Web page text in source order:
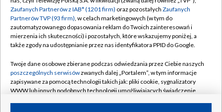
Emisja w TVP
Centrum informacji TVP
Naziemna Telewizja Cyfrowa
Rada Programowa
System NOS
Informacje o nadawcy
Polityka prywatności
Moje zgody
Pomoc
Kontakt
Kanały
Zaufanych Partnerów z IAB* (1201 firm) oraz pozostałych Zaufanych
Partnerów TVP (93 firm), w celach marketingowych (w tym do
zautomatyzowanego dopasowania reklam do Twoich zainteresowań i
mierzenia ich skuteczności) i pozostałych, które wskazujemy poniżej, a
także zgody na udostępnianie przez nas identyfikatora PPID do Google.
Twoje dane osobowe zbierane podczas odwiedzania przez Ciebie naszych
poszczególnych serwisówzwanych dalej „Portalem”, w tym informacje
zapisywane za pomocą technologii takich jak: pliki cookie, sygnalizatory
WWW lub innych podobnych technologii umożliwiających świadczenie